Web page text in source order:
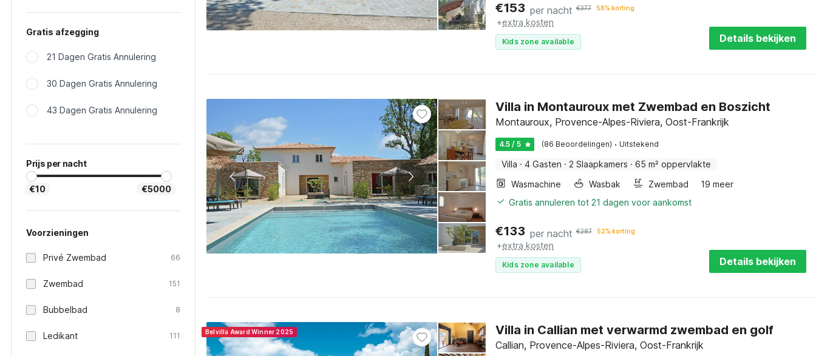
Gratis afzegging
21 Dagen Gratis Annulering
30 Dagen Gratis Annulering
43 Dagen Gratis Annulering
Prijs per nacht
€10 €5000
Voorzieningen
Privé Zwembad 66
Zwembad 151
Bubbelbad 8
Ledikant 111
€153 per nacht €377 58% korting
+extra kosten
Kids zone available Details bekijken
Villa in Montauroux met Zwembad en Boszicht
Montauroux, Provence-Alpes-Riviera, Oost-Frankrijk
4.5 / 5 (86 Beoordelingen) · Uitstekend
Villa · 4 Gasten · 2 Slaapkamers · 65 m² oppervlakte
Wasmachine
Wasbak Zwembad
19 meer
Gratis annuleren tot 21 dagen voor aankomst
€133 per nacht €287 52% korting
+extra kosten
Kids zone available Details bekijken
Belvilla Award Winner 2025 Villa in Callian met verwarmd zwembad en golf
Callian, Provence-Alpes-Riviera, Oost-Frankrijk